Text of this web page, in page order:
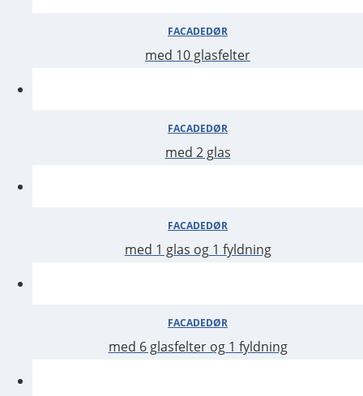
med 10 glasfelter
med 2 glas
med 1 glas og 1 fyldning
med 6 glasfelter og 1 fyldning